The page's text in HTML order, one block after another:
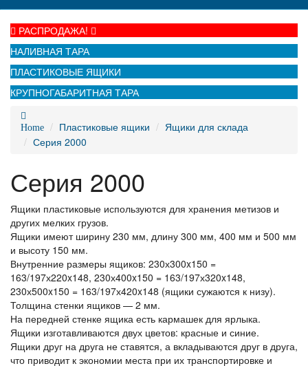
РАСПРОДАЖА!
НАЛИВНАЯ ТАРА
ПЛАСТИКОВЫЕ ЯЩИКИ
КРУПНОГАБАРИТНАЯ ТАРА
Home Пластиковые ящики
Ящики для склада
Серия 2000
Серия 2000
Ящики пластиковые используются для хранения метизов и
других мелких грузов.
Ящики имеют ширину 230 мм, длину 300 мм, 400 мм и 500 мм
и высоту 150 мм.
Внутренние размеры ящиков: 230х300x150 =
163/197х220x148, 230х400x150 = 163/197х320x148,
230х500x150 = 163/197х420x148 (ящики сужаются к низу).
Толщина стенки ящиков — 2 мм.
На передней стенке ящика есть кармашек для ярлыка.
Ящики изготавливаются двух цветов: красные и синие.
Ящики друг на друга не ставятся, а вкладываются друг в друга,
что приводит к экономии места при их транспортировке и